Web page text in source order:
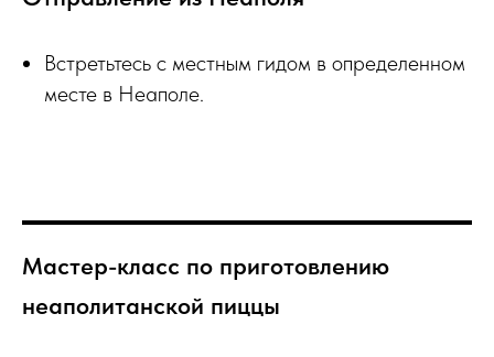
Встретьтесь с местным гидом в определенном
месте в Неаполе.
Мастер-класс по приготовлению
неаполитанской пиццы